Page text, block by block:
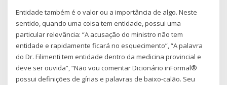
Entidade também é o valor ou a importância de algo. Neste
sentido, quando uma coisa tem entidade, possui uma
particular relevância: “A acusação do ministro não tem
entidade e rapidamente ficará no esquecimento”, “A palavra
do Dr. Filimenti tem entidade dentro da medicina provincial e
deve ser ouvida”, “Não vou comentar Dicionário inFormal®
possui definições de gírias e palavras de baixo-calão. Seu